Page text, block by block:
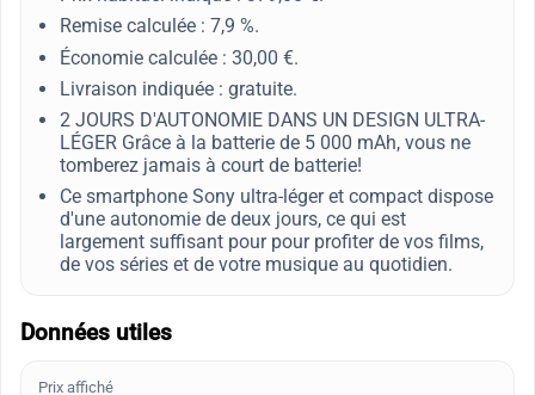
Remise calculée : 7,9 %.
Économie calculée : 30,00 €.
Livraison indiquée : gratuite.
2 JOURS D'AUTONOMIE DANS UN DESIGN ULTRA-
LÉGER Grâce à la batterie de 5 000 mAh, vous ne
tomberez jamais à court de batterie!
Ce smartphone Sony ultra-léger et compact dispose
d'une autonomie de deux jours, ce qui est
largement suffisant pour pour profiter de vos films,
de vos séries et de votre musique au quotidien.
Données utiles
Prix affiché